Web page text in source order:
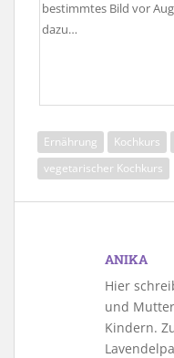
bestimmtes Bild vor
dazu…
Ernährung Kochkurs
vegetarischer Kochkurs
ANIKA
Hier
und
Kindern.